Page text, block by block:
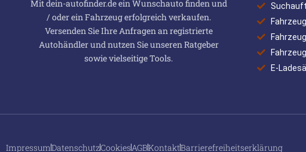
Mit dein-autofinder.de ein Wunschauto finden und
/ oder ein Fahrzeug erfolgreich verkaufen.
Versenden Sie Ihre Anfragen an registrierte
Autohändler und nutzen Sie unseren Ratgeber
sowie vielseitige Tools.
E-
ImpressumDatenschutzCookiesAGBKontaktBarrierefreiheitserklärung